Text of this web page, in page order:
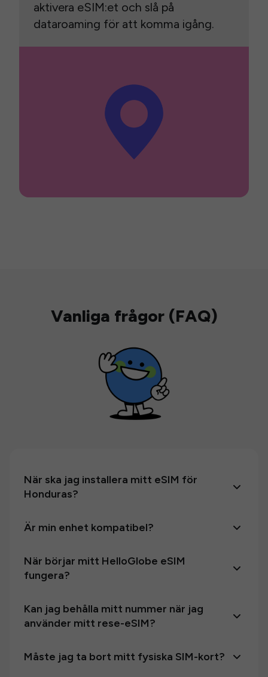
aktivera eSIM:et och slå på
dataroaming för att komma igång.
Vanliga frågor (FAQ)
När ska jag installera mitt eSIM för
Honduras?
Är min enhet kompatibel?
När börjar mitt HelloGlobe eSIM
fungera?
Kan jag behålla mitt nummer när jag
använder mitt rese-eSIM?
Måste jag ta bort mitt fysiska SIM-kort?